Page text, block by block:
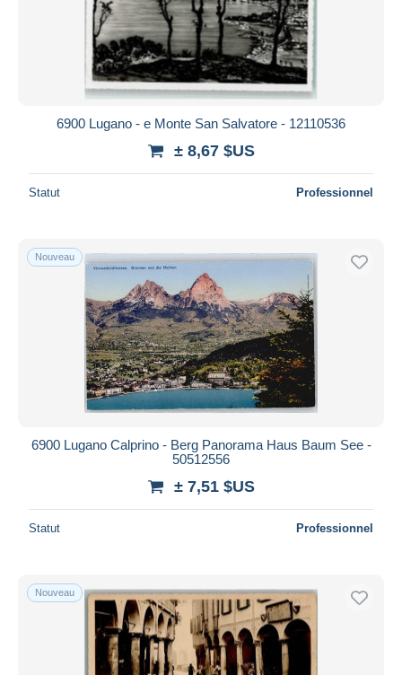
6900 Lugano - e Monte San Salvatore - 12110536
± 8,67 $US
Statut Professionnel
Nouveau
6900 Lugano Calprino - Berg Panorama Haus Baum See -
50512556
± 7,51 $US
Statut Professionnel
Nouveau